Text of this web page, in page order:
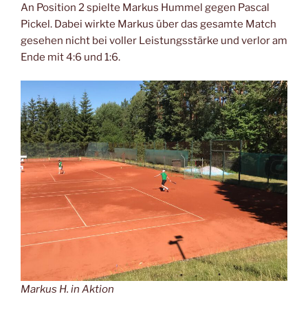
An Position 2 spielte Markus Hummel gegen Pascal
Pickel. Dabei wirkte Markus über das gesamte Match
gesehen nicht bei voller Leistungsstärke und verlor am
Ende mit 4:6 und 1:6.
Markus H. in Aktion